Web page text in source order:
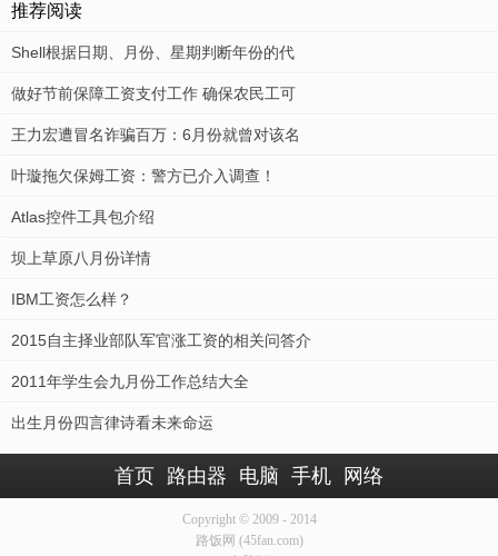
推荐阅读
Shell根据日期、月份、星期判断年份的代
做好节前保障工资支付工作 确保农民工可
王力宏遭冒名诈骗百万：6月份就曾对该名
叶璇拖欠保姆工资：警方已介入调查！
Atlas控件工具包介绍
坝上草原八月份详情
IBM工资怎么样？
2015自主择业部队军官涨工资的相关问答介
2011年学生会九月份工作总结大全
出生月份四言律诗看未来命运
首页 路由器 电脑 手机 网络
Copyright © 2009 - 2014
路饭网 (45fan.com)